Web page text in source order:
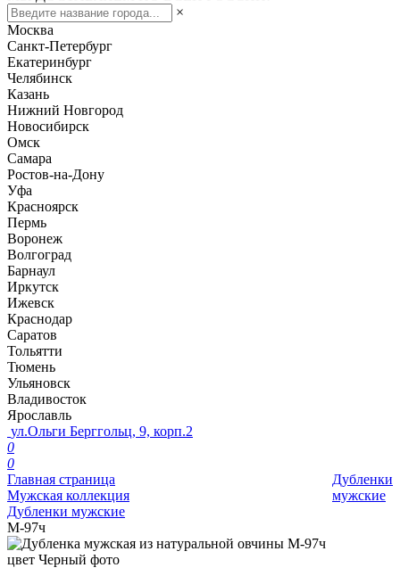
×
Москва
Санкт-Петербург
Екатеринбург
Челябинск
Казань
Нижний Новгород
Новосибирск
Омск
Самара
Ростов-на-Дону
Уфа
Красноярск
Пермь
Воронеж
Волгоград
Барнаул
Иркутск
Ижевск
Краснодар
Саратов
Тольятти
Тюмень
Ульяновск
Владивосток
Ярославль
ул.Ольги Берггольц, 9, корп.2
0
0
Главная страница
Мужская коллекция
Дубленки мужские
М-97ч
Дубленки
мужские